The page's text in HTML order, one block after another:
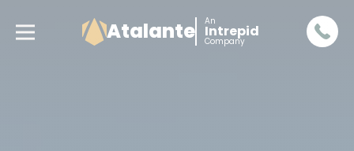
Atalante An
Intrepid
Company